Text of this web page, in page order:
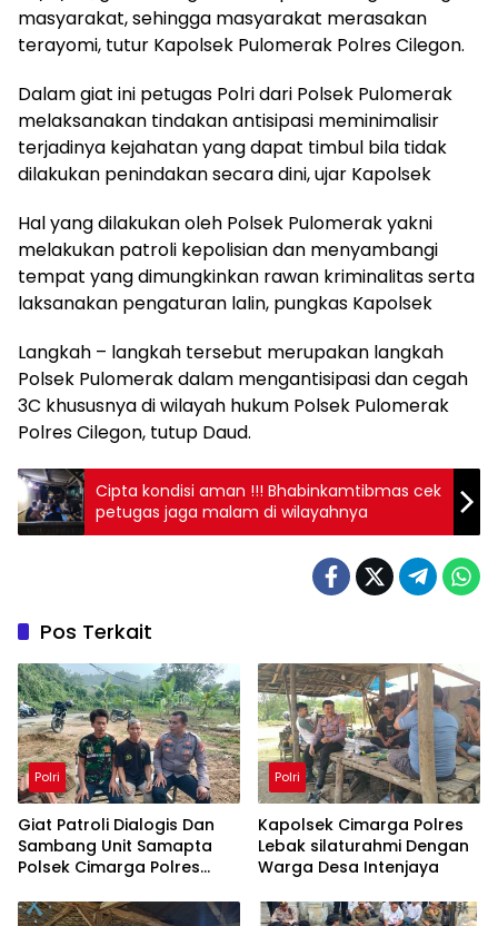
masyarakat, sehingga masyarakat merasakan
terayomi, tutur Kapolsek Pulomerak Polres Cilegon.
Dalam giat ini petugas Polri dari Polsek Pulomerak
melaksanakan tindakan antisipasi meminimalisir
terjadinya kejahatan yang dapat timbul bila tidak
dilakukan penindakan secara dini, ujar Kapolsek
Hal yang dilakukan oleh Polsek Pulomerak yakni
melakukan patroli kepolisian dan menyambangi
tempat yang dimungkinkan rawan kriminalitas serta
laksanakan pengaturan lalin, pungkas Kapolsek
Langkah – langkah tersebut merupakan langkah
Polsek Pulomerak dalam mengantisipasi dan cegah
3C khususnya di wilayah hukum Polsek Pulomerak
Polres Cilegon, tutup Daud.
Cipta kondisi aman !!! Bhabinkamtibmas cek
petugas jaga malam di wilayahnya
Pos Terkait
Polri
Giat Patroli Dialogis Dan
Sambang Unit Samapta
Polsek Cimarga Polres
Polri
Kapolsek Cimarga Polres
Lebak silaturahmi Dengan
Warga Desa Intenjaya